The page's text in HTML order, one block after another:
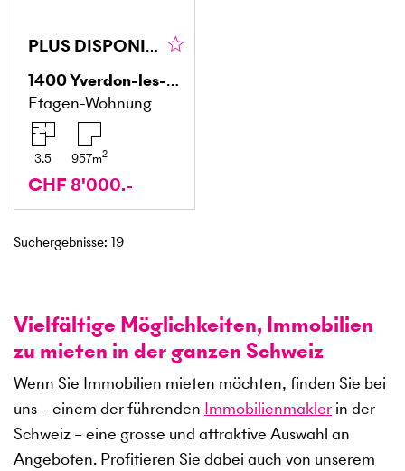
PLUS DISPONIBLE
1400Yverdon-les-Bains
Etagen-Wohnung
3.5 957m2
CHF 8'000.-
Suchergebnisse: 19
Vielfältige Möglichkeiten, Immobilien
zu mieten in der ganzen Schweiz
Wenn Sie Immobilien mieten möchten, finden Sie bei
uns – einem der führenden Immobilienmakler in der
Schweiz – eine grosse und attraktive Auswahl an
Angeboten. Profitieren Sie dabei auch von unserem